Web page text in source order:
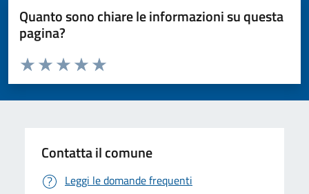
Quanto sono chiare le informazioni su questa
pagina?
Valuta da 1 a 5 stelle la pagina
Valuta 5 stelle su 5
Valuta 4 stelle su 5
Valuta 3 stelle su 5
Valuta 2 stelle su 5
Valuta 1 stelle su 5
Contatta il comune
Leggi le domande frequenti